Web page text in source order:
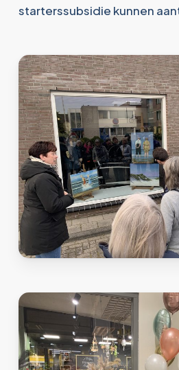
starterssubsidie kunnen